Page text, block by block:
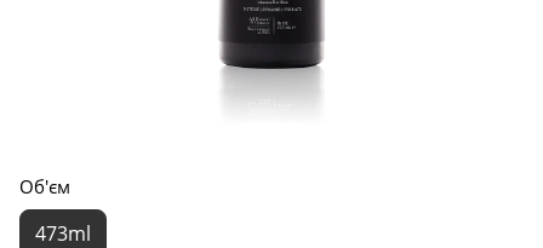
Об'єм
473ml